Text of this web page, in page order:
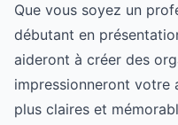
Que vous soyez un
débutant en
aideront à créer des
impressionneront votre
plus claires et